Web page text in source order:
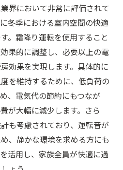
界において非常に評価されて
冬季における室内空間の快適
。霜降り運転を使用すること
果的に調整し、必要以上の電
効果を実現します。具体的に
を維持するために、低負荷の
、電気代の節約にもつなが
が大幅に減少します。さら
も考慮されており、運転音が
、静かな環境を求める方にも
活用し、家族全員が快適に過